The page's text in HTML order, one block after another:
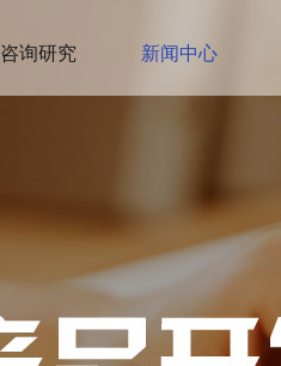
咨询研究 新闻中心